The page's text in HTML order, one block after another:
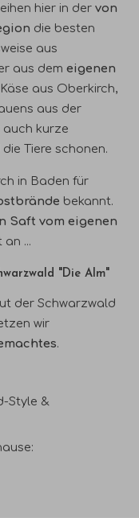
hier in dervon
die besten
aus
aus demeigenen
aus Oberkirch,
aus der
kurze
Tiere schonen.
in Baden für
bekannt.
Saft vom eigenen
an ...
"Die Alm"
der Schwarzwald
wir
.
Style &